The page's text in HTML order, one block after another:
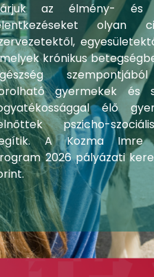
az élmény- és
olyan
krónikus
gyermekek és
élő
pszicho-
A Kozma Imre
2026 pályázati